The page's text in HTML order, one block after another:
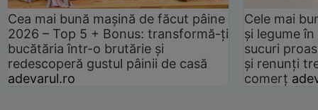
Cea mai bună mașină de făcut pâine
2026 – Top 5 + Bonus: transformă-ți
bucătăria într-o brutărie și
redescoperă gustul pâinii de casă
adevarul.ro
Cele mai
și legume
sucuri
și renunți
comerț